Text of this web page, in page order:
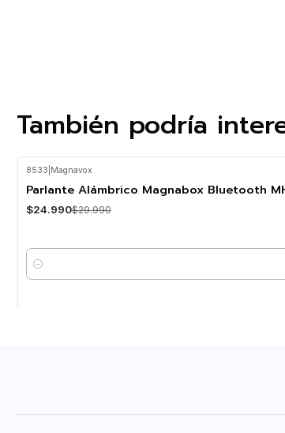
También podría
-17% OFF
8533 Magnavox
Parlante Alámbrico Magnabox Bluetooth
$24.990$29.990
Cantidad